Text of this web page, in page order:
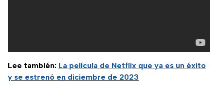
Lee también: La película de Netflix que ya es un éxito
y se estrenó en diciembre de 2023